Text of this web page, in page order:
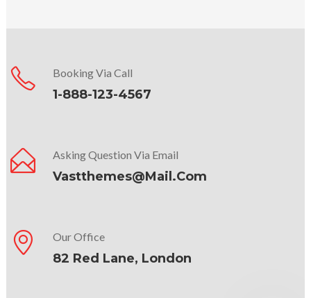
Booking Via Call
1-888-123-4567
Asking Question Via Email
Vastthemes@mail.com
Our Office
82 Red Lane, London